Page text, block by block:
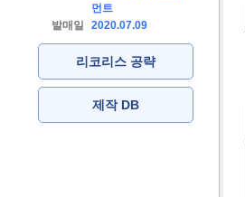
먼트
발매일
2020.07.09
리코리스 공략
제작 DB